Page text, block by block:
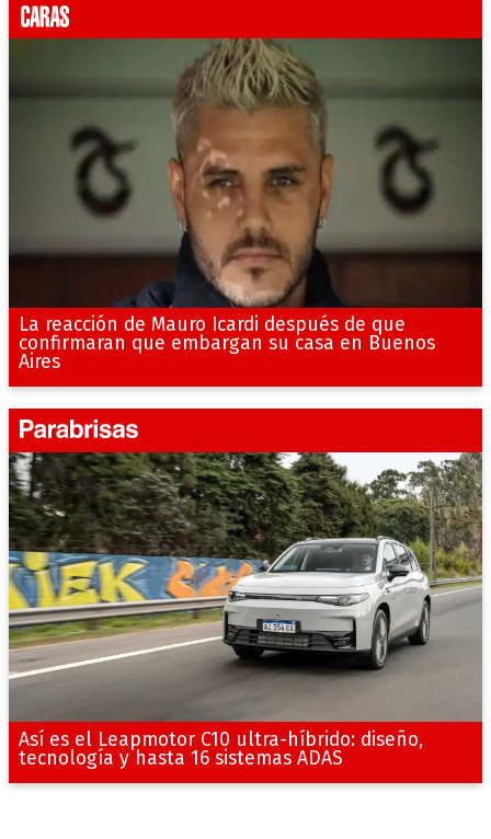
La reacción de Mauro Icardi después de que
confirmaran que embargan su casa en Buenos
Aires
Así es el Leapmotor C10 ultra-híbrido: diseño,
tecnología y hasta 16 sistemas ADAS